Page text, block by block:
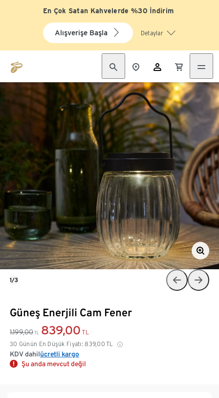
En Çok Satan Kahvelerde %30 İndirim
Alışverişe Başla Detaylar
Güneş Enerjili Cam Fener
1.199,00 TL 839,00 TL
30 Günün En Düşük Fiyatı: 839,00 TL
KDV dahilücretli kargo
Şu anda mevcut değil
1/3